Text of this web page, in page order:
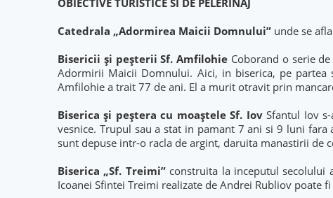
OBIECTIVE TURISTICE SI DE PELERINAJ
Catedrala „Adormirea Maicii Domnului” unde se
Bisericii şi peşterii Sf. Amfilohie Coborand o serie
Adormirii Maicii Domnului. Aici, in biserica, pe partea
Amfilohie a trait 77 de ani. El a murit otravit prin
Biserica şi peştera cu moaştele Sf. IovSfantul Iov s-
vesnice. Trupul sau a stat in pamant 7 ani si 9 luni
sunt depuse intr-o racla de argint, daruita manastirii de
Biserica „Sf. Treimi” construita la inceputul secolului
Icoanei Sfintei Treimi realizate de Andrei Rubliov poate